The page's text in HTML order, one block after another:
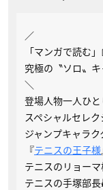
／
「マンガで読む」
究極の〝ソロ〟キ
＼
登場人物一人ひ
スペシャルセレ
ジャンプキャラ
『テニスの王子様
テニスのリョー
テニスの手塚部